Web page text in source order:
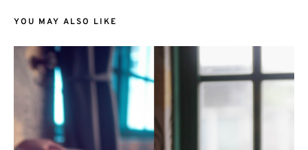
YOU MAY ALSO LIKE